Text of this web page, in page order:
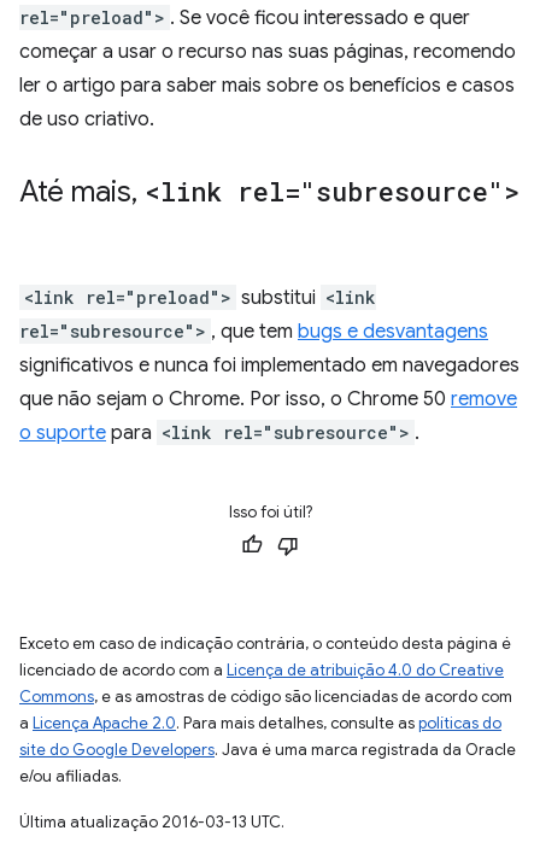
rel="preload"> . Se você ficou interessado e quer
começar a usar o recurso nas suas páginas, recomendo
ler o artigo para saber mais sobre os benefícios e casos
de uso criativo.
Até mais, <link rel="subresource">
<link rel="preload"> substitui <link
rel="subresource"> , que tem bugs e desvantagens
significativos e nunca foi implementado em navegadores
que não sejam o Chrome. Por isso, o Chrome 50 remove
o suporte para <link rel="subresource"> .
Isso foi útil?
Exceto em caso de indicação contrária, o conteúdo desta página é
licenciado de acordo com a Licença de atribuição 4.0 do Creative
Commons, e as amostras de código são licenciadas de acordo com
a Licença Apache 2.0. Para mais detalhes, consulte aspolíticas do
site do Google Developers. Java é uma marca registrada da Oracle
e/ou afiliadas.
Última atualização 2016-03-13 UTC.